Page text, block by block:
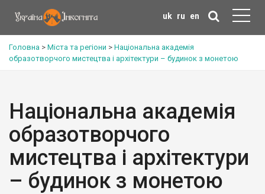
uk ru en
Головна > Міста та регіони > Національна академія
образотворчого мистецтва і архітектури – будинок з монетою
Національна академія
образотворчого
мистецтва і архітектури
– будинок з монетою